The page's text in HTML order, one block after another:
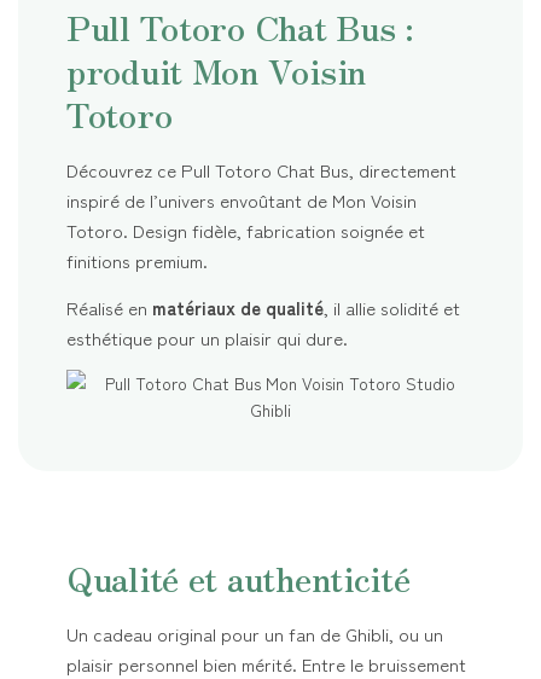
Pull Totoro Chat Bus :
produit Mon Voisin
Totoro
Découvrez ce Pull Totoro Chat Bus, directement
inspiré de l’univers envoûtant de Mon Voisin
Totoro. Design fidèle, fabrication soignée et
finitions premium.
Réalisé en matériaux de qualité , il allie solidité et
esthétique pour un plaisir qui dure.
Qualité et authenticité
Un cadeau original pour un fan de Ghibli, ou un
plaisir personnel bien mérité. Entre le bruissement